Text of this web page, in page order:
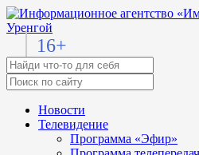
16+
Новости
Телевидение
Программа «Эфир»